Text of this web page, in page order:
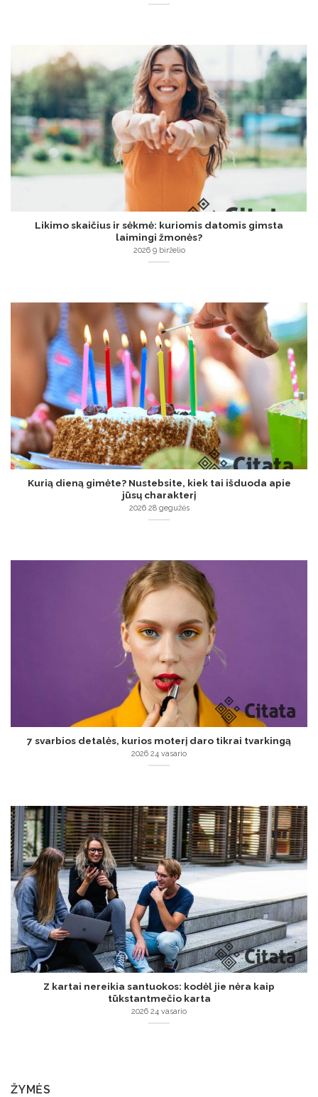
Likimo skaičius ir sėkmė: kuriomis datomis gimsta
laimingi žmonės?
2026 9 birželio
Kurią dieną gimėte? Nustebsite, kiek tai išduoda apie
jūsų charakterį
2026 28 gegužės
7 svarbios detalės, kurios moterį daro tikrai tvarkingą
2026 24 vasario
Z kartai nereikia santuokos: kodėl jie nėra kaip
tūkstantmečio karta
2026 24 vasario
ŽYMĖS